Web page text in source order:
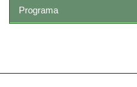
Programa